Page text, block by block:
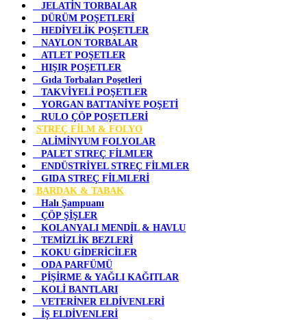
JELATİN TORBALAR
DÜRÜM POŞETLERİ
HEDİYELİK POŞETLER
NAYLON TORBALAR
ATLET POŞETLER
HIŞIR POŞETLER
Gıda Torbaları Poşetleri
TAKVİYELİ POŞETLER
YORGAN BATTANİYE POŞETİ
RULO ÇÖP POŞETLERİ
STREÇ FİLM & FOLYO
ALİMİNYUM FOLYOLAR
PALET STREÇ FİLMLER
ENDÜSTRİYEL STREÇ FİLMLER
GIDA STREÇ FİLMLERİ
BARDAK & TABAK
Halı Şampuanı
ÇÖP ŞİŞLER
KOLANYALI MENDİL & HAVLU
TEMİZLİK BEZLERİ
KOKU GİDERİCİLER
ODA PARFÜMÜ
PİŞİRME & YAĞLI KAĞITLAR
KOLİ BANTLARI
VETERİNER ELDİVENLERİ
İŞ ELDİVENLERİ